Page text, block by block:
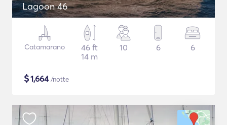
Lagoon 46
Catamarano
46 ft
14 m
10 6 6
$1,664/notte